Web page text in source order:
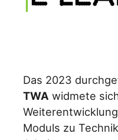
Das 2023
TWA widmete
Moduls zu